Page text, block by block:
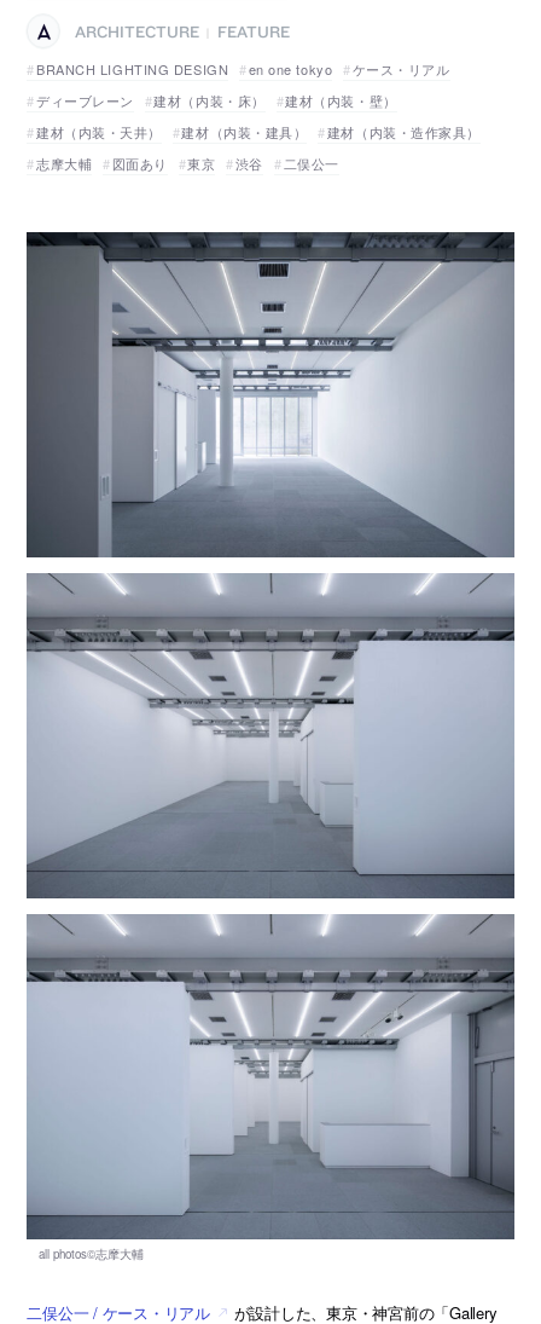
ARCHITECTURE
FEATURE
BRANCH LIGHTING DESIGN
en one tokyo
ケース・リアル
ディーブレーン
建材（内装・床）
建材（内装・壁）
建材（内装・天井）
建材（内装・建具）
建材（内装・造作家具）
志摩大輔
図面あり 東京 渋谷 二俣公一
二俣公一 / ケース・リアル が設計した、東京・神宮前の「Gallery